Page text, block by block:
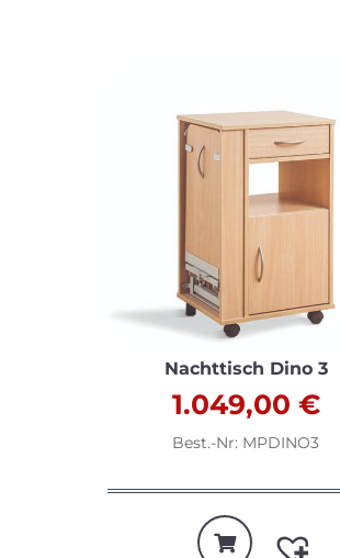
Nachttisch Dino 3
1.049,00 €
Best.-Nr: MPDINO3